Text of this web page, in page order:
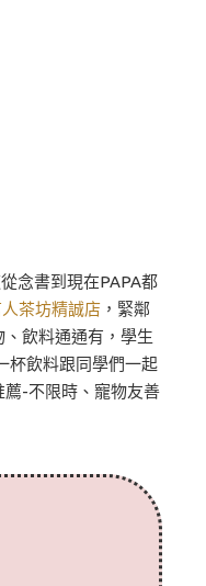
念書到現在PAPA都
人茶坊精誠店 ，緊鄰
飲料通通有，學生
杯飲料跟同學們一起
薦-不限時、寵物友善